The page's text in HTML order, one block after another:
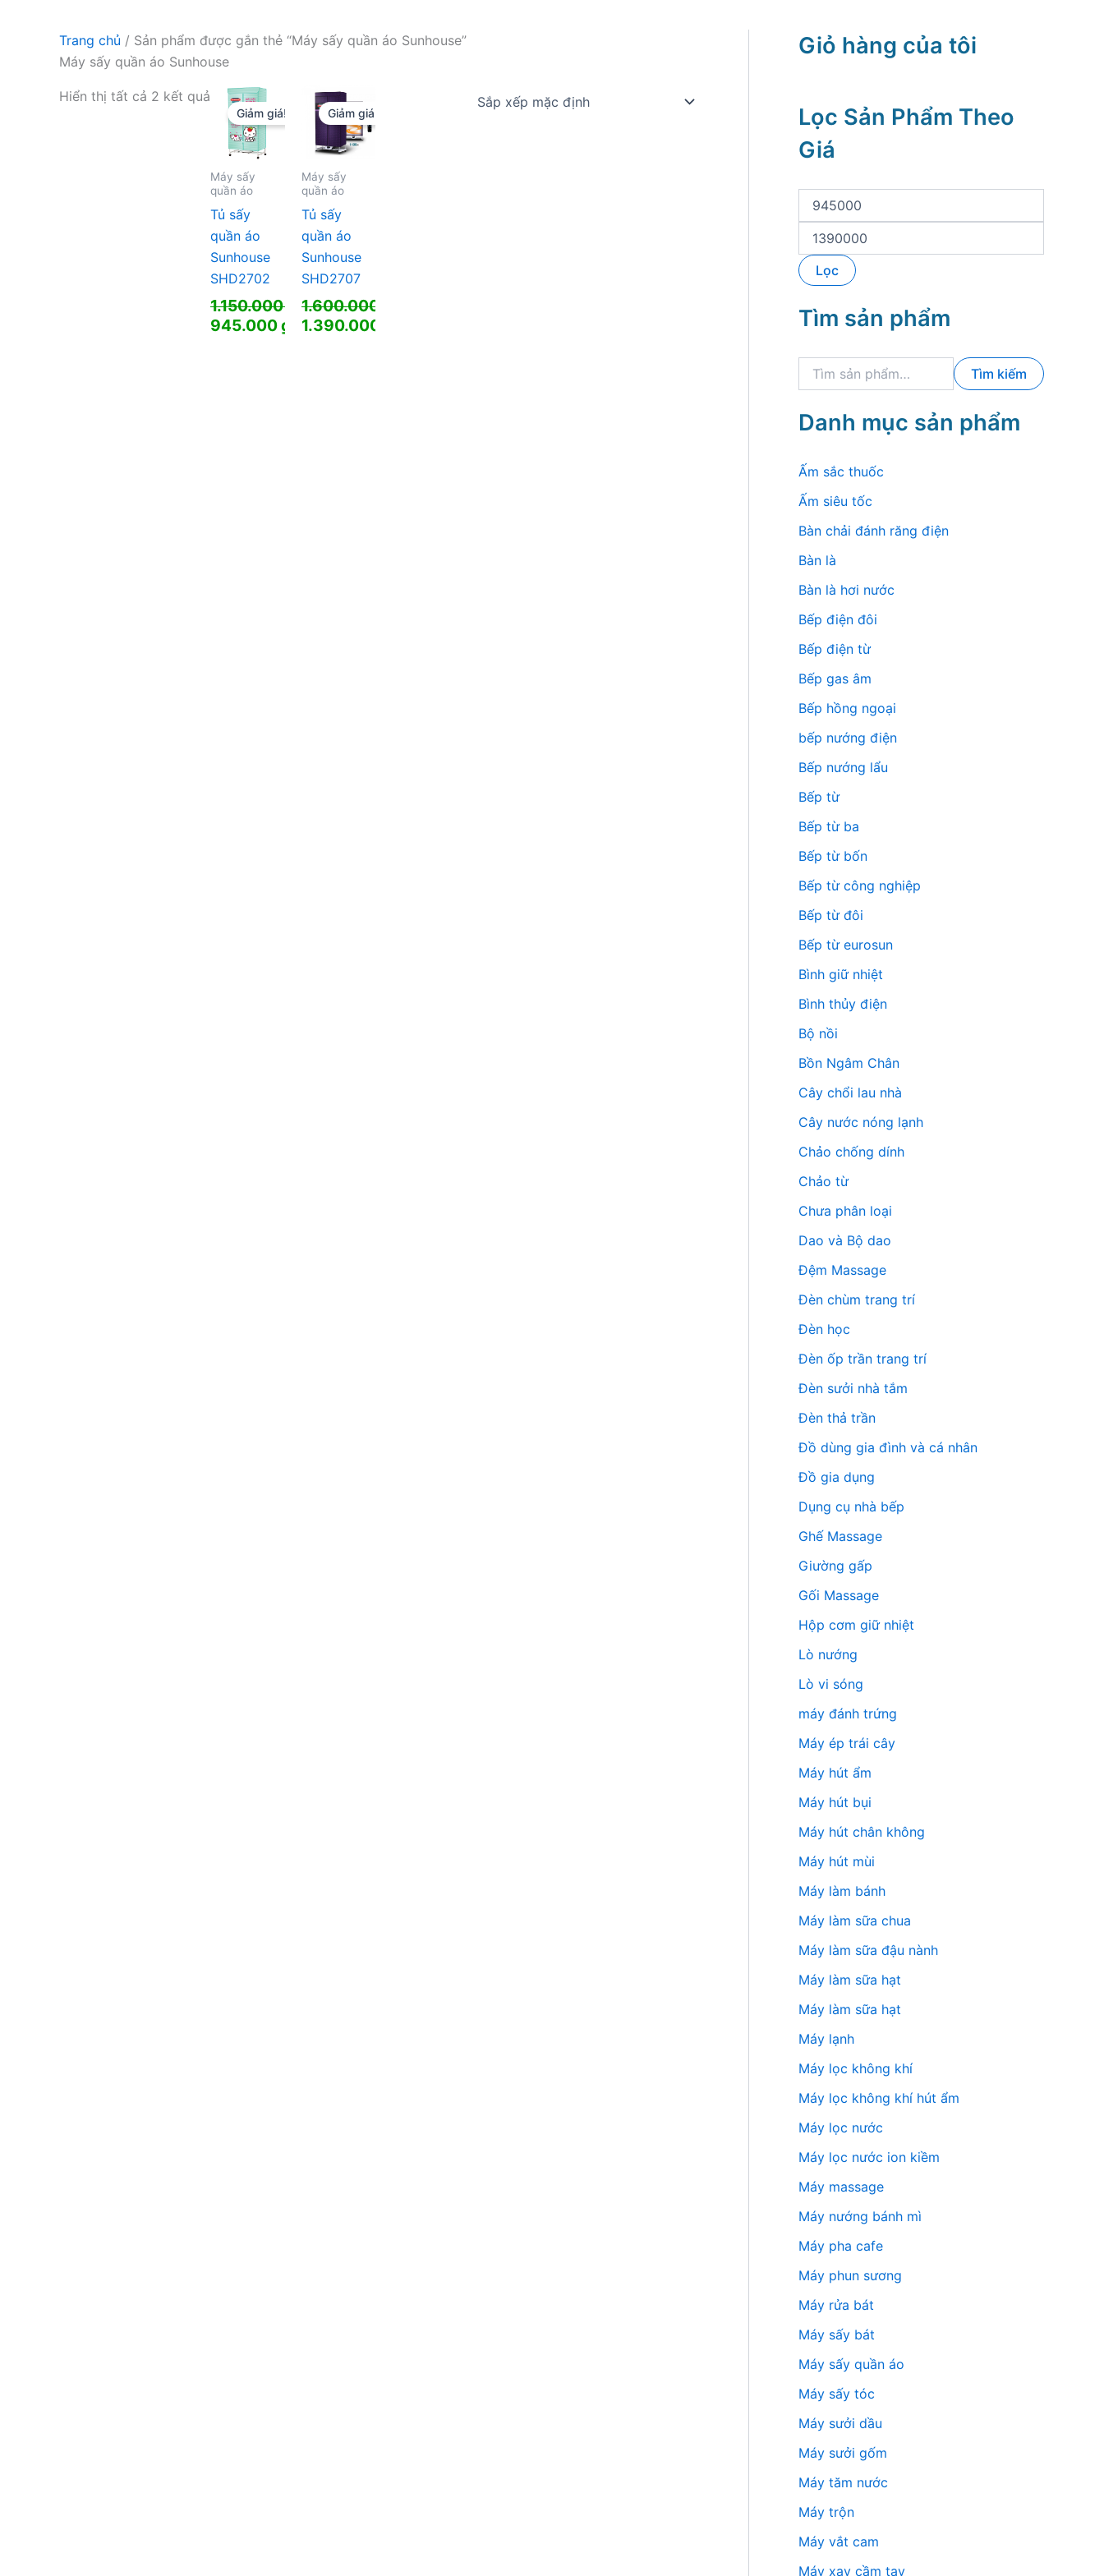
Trang chủ / Sản phẩm được gắn thẻ “Máy sấy quần áo Sunhouse”
Máy sấy quần áo Sunhouse
Hiển thị tất cả 2 kết quả
Giảm giá!
Máy sấy
quần áo
Tủ sấy
quần áo
Sunhouse
SHD2702
1.150.000
Giá
945.000₫
Giảm giá!
Máy sấy
quần áo
Tủ sấy
quần áo
Sunhouse
SHD2707
1.600.000
Giá
1.390.000
Giỏ hàng của tôi
Lọc Sản Phẩm Theo
Giá
ố
i
h
u
á
t
i
đ
Lọc
Tìm sản phẩm
k
m
:
Tìm kiếm
Danh mục sản phẩm
Ấm sắc thuốc
Ấm siêu tốc
Bàn chải đánh răng điện
Bàn là
Bàn là hơi nước
Bếp điện đôi
Bếp điện từ
Bếp gas âm
Bếp hồng ngoại
bếp nướng điện
Bếp nướng lẩu
Bếp từ
Bếp từ ba
Bếp từ bốn
Bếp từ công nghiệp
Bếp từ đôi
Bếp từ eurosun
Bình giữ nhiệt
Bình thủy điện
Bộ nồi
Bồn Ngâm Chân
Cây chổi lau nhà
Cây nước nóng lạnh
Chảo chống dính
Chảo từ
Chưa phân loại
Dao và Bộ dao
Đệm Massage
Đèn chùm trang trí
Đèn học
Đèn ốp trần trang trí
Đèn sưởi nhà tắm
Đèn thả trần
Đồ dùng gia đình và cá nhân
Đồ gia dụng
Dụng cụ nhà bếp
Ghế Massage
Giường gấp
Gối Massage
Hộp cơm giữ nhiệt
Lò nướng
Lò vi sóng
máy đánh trứng
Máy ép trái cây
Máy hút ẩm
Máy hút bụi
Máy hút chân không
Máy hút mùi
Máy làm bánh
Máy làm sữa chua
Máy làm sữa đậu nành
Máy làm sữa hạt
Máy làm sữa hạt
Máy lạnh
Máy lọc không khí
Máy lọc không khí hút ẩm
Máy lọc nước
Máy lọc nước ion kiềm
Máy massage
Máy nướng bánh mì
Máy pha cafe
Máy phun sương
Máy rửa bát
Máy sấy bát
Máy sấy quần áo
Máy sấy tóc
Máy sưởi dầu
Máy sưởi gốm
Máy tăm nước
Máy trộn
Máy vắt cam
Máy xay cầm tay